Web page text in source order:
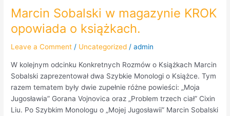
Marcin Sobalski w magazynie KROK
opowiada o książkach.
Leave a Comment / Uncategorized /admin
W kolejnym odcinku Konkretnych Rozmów o Książkach Marcin
Sobalski zaprezentował dwa Szybkie Monologi o Książce. Tym
razem tematem były dwie zupełnie różne powieści: „Moja
Jugosławia” Gorana Vojnovica oraz „Problem trzech ciał” Cixin
Liu. Po Szybkim Monologu o „Mojej Jugosławii” Marcin Sobalski